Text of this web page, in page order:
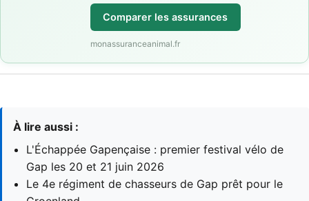
Comparer les assurances
monassuranceanimal.fr
À lire aussi :
L'Échappée Gapençaise : premier festival vélo de
Gap les 20 et 21 juin 2026
Le 4e régiment de chasseurs de Gap prêt pour le